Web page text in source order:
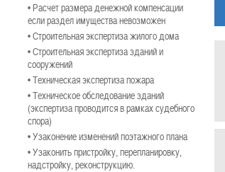
• Расчет размера денежной компенсации
если раздел имущества невозможен
• Строительная экспертиза жилого дома
• Строительная экспертиза зданий и
сооружений
• Техническая экспертиза пожара
• Техническое обследование зданий
(экспертиза проводится в рамках судебного
спора)
• Узаконение изменений поэтажного плана
• Узаконить пристройку, перепланировку,
надстройку, реконструкцию.